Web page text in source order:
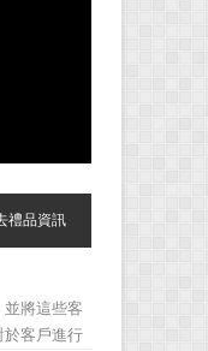
禮品資訊
將這些客
於客戶進行